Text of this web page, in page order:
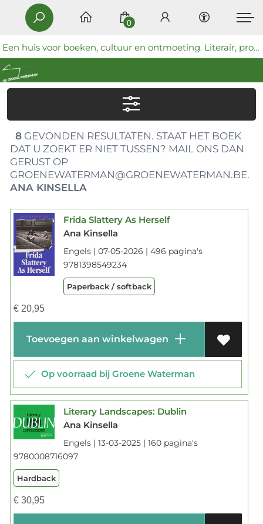
Een huis voor boeken, cultuur en ontmoeting. Literair, progressief en coöperatief.
0
8GEVONDEN RESULTATEN. STAAT HET BOEK
DAT U ZOEKT ER NIET TUSSEN? MAIL ONS DAN
GERUST OP
GROENEWATERMAN@GROENEWATERMAN.BE.
ANA KINSELLA
Frida Slattery As Herself
Ana Kinsella
Engels | 07-05-2026 | 496 pagina's
9781398549234
Paperback / softback
€20,95
Toevoegen aan winkelwagen
Op voorraad bij Groene Waterman
Literary Landscapes: Dublin
Ana Kinsella
Engels | 13-03-2025 | 160 pagina's
9780008716097
Hardback
€30,95